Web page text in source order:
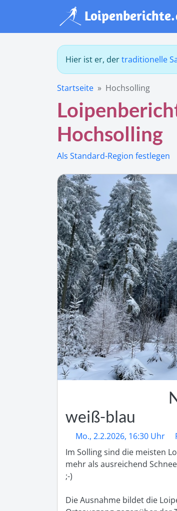
Hier ist er, dertraditionelle
Startseite Hochsolling
Hochsolling
Als Standard-Region festlegen
weiß-blau
Mo., 2.2.2026, 16:30 Uhr
Im Solling sind die meisten
mehr als ausreichend
;-)
Die Ausnahme bildet die